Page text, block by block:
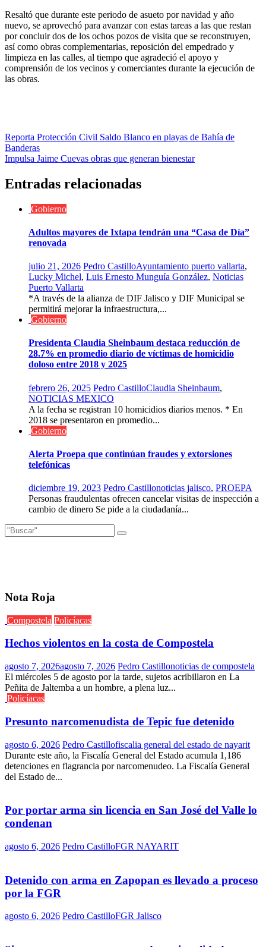
Resaltó que durante este periodo de asueto por navidad y año
nuevo, se aprovechó para avanzar con estas tareas a las que restan
por concluir dos de los ochos pozos de visita que se reconstruyen,
así como obras complementarias, reposición del empedrado y
limpieza en las calles, al tiempo que agradeció el apoyo y
comprensión de los vecinos y comerciantes durante la ejecución de
las obras.
Navegación
de
Reporta Protección Civil Saldo Blanco en playas de Bahía de
Banderas
Impulsa Jaime Cuevas obras que generan bienestar
Entradas relacionadas
Gobierno
Adultos mayores de Ixtapa tendrán una “Casa de Día”
renovada
julio 21, 2026 Pedro CastilloAyuntamiento puerto vallarta,
Lucky Michel, Luis Ernesto Munguía González, Noticias
Puerto Vallarta
*A través de la alianza de DIF Jalisco y DIF Municipal se
permitirá mejorar la infraestructura,...
Gobierno
Presidenta Claudia Sheinbaum destaca reducción de
28.7% en promedio diario de víctimas de homicidio
doloso entre 2018 y 2025
febrero 26, 2025 Pedro CastilloClaudia Sheinbaum,
NOTICIAS MEXICO
A la fecha se registran 10 homicidios diarios menos. * En
2018 se presentaron en promedio...
Gobierno
Alerta Proepa que continúan fraudes y extorsiones
telefónicas
diciembre 19, 2023 Pedro Castillonoticias jalisco, PROEPA
Personas fraudulentas ofrecen cancelar visitas de inspección a
cambio de dinero Se pide a la ciudadanía...
Nota Roja
Compostela Policíacas
Hechos violentos en la costa de Compostela
agosto 7, 2026agosto 7, 2026 Pedro Castillonoticias de compostela
El miércoles 5 de agosto por la tarde, sujetos acribillaron en La
Peñita de Jaltemba a un hombre, a plena luz...
Policíacas
Presunto narcomenudista de Tepic fue detenido
agosto 6, 2026 Pedro Castillofiscalia general del estado de nayarit
Durante este año, la Fiscalía General del Estado acumula 1,186
detenciones en flagrancia por narcomenudeo. La Fiscalía General
del Estado de...
Por portar arma sin licencia en San José del Valle lo
condenan
agosto 6, 2026 Pedro CastilloFGR NAYARIT
Detenido con arma en Zapopan es llevado a proceso
por la FGR
agosto 6, 2026 Pedro CastilloFGR Jalisco